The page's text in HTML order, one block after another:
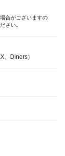
合がございますの
さい。
、Diners）